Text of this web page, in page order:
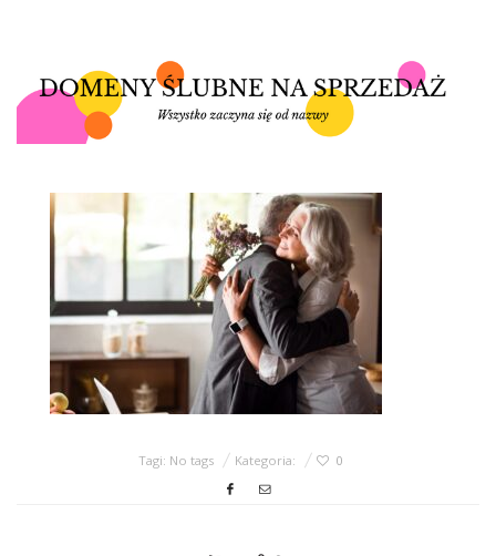
WASZE ŚLUBY
{HOT SEXY BEST}
BRI GROUP
ŚLUBNE STYLE
MAGAZYNY
ARCHIWUM
Tagi: No tags Kategoria: 0